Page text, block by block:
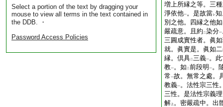
Select a portion of the text by dragging your
mouse to view all terms in the text contained in
the DDB. ・
Password Access Policies
増上所縁之等。三
淨依他一。是故當レ
別之他。四縁之他如
嚴疏意。且約 二染分一
三圓成實性者。眞
就。眞實是。眞如
縁。倶具二三義一。
教一。如 二前段明 一。
常一故。無常之處。
教義一。法性宗三性
三性。是法性宗義
解 上 。密嚴疏中。出